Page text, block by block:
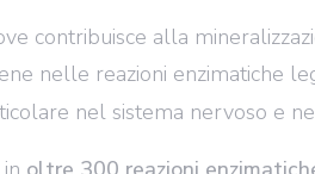
contribuisce alla
nelle reazioni enzimatiche
nel sistema nervoso e